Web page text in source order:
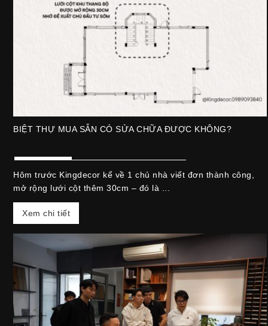
BIỆT THỰ MUA SẴN CÓ SỬA CHỮA ĐƯỢC KHÔNG?
Hôm trước Kingdecor kể về 1 chủ nhà viết đơn thành công,
mở rộng lưới cột thêm 30cm – đó là ...
Xem chi tiết